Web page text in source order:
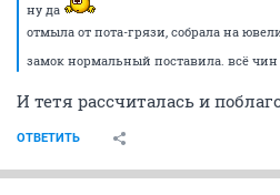
ну да
отмыла от пота-грязи, собрала на
замок нормальный поставила. всё
И тетя рассчиталась и
ОТВЕТИТЬ